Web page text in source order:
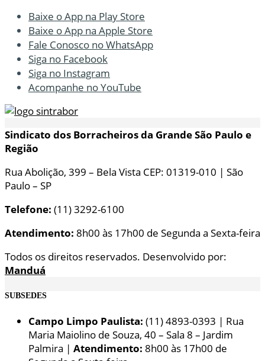
Baixe o App na Play Store
Baixe o App na Apple Store
Fale Conosco no WhatsApp
Siga no Facebook
Siga no Instagram
Acompanhe no YouTube
Sindicato dos Borracheiros da Grande São Paulo e
Região
Rua Abolição, 399 – Bela Vista CEP: 01319-010 | São
Paulo – SP
Telefone: (11) 3292-6100
Atendimento: 8h00 às 17h00 de Segunda a Sexta-feira
Todos os direitos reservados. Desenvolvido por:
Manduá
SUBSEDES
Campo Limpo Paulista: (11) 4893-0393 | Rua
Maria Maiolino de Souza, 40 – Sala 8 – Jardim
Palmira | Atendimento: 8h00 às 17h00 de